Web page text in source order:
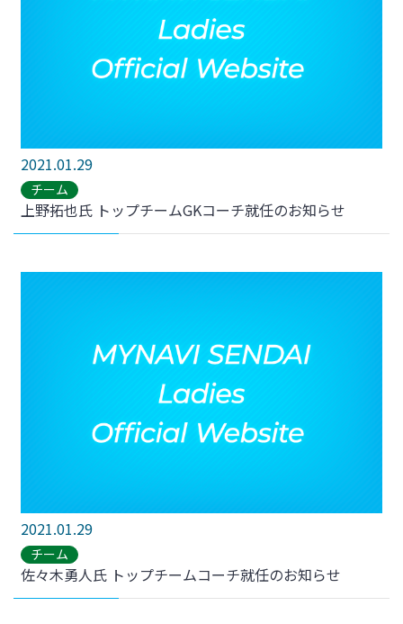
2021.01.29
チーム
上野拓也氏 トップチームGKコーチ就任のお知らせ
2021.01.29
チーム
佐々木勇人氏 トップチームコーチ就任のお知らせ